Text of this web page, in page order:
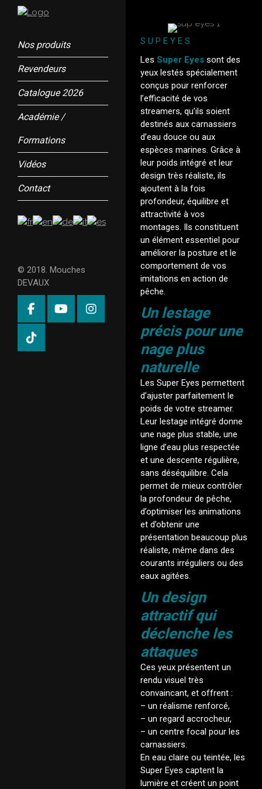
Nos produits
Revendeurs
Catalogue 2026
Académie /
Formations
Vidéos
Contact
© 2018. Mouches
DEVAUX
SUPEYES
Les Super Eyes sont des
yeux lestés spécialement
conçus pour renforcer
l’efficacité de vos
streamers, qu’ils soient
destinés aux carnassiers
d’eau douce ou aux
espèces marines. Grâce à
leur poids intégré et leur
design très réaliste, ils
ajoutent à la fois
profondeur, équilibre et
attractivité à vos
montages. Ils constituent
un élément essentiel pour
améliorer la posture et le
comportement de vos
imitations en action de
pêche.
Un lestage
précis pour une
nage plus
naturelle
Les Super Eyes permettent
d’ajuster parfaitement le
poids de votre streamer.
Leur lestage intégré donne
une nage plus stable, une
ligne d’eau plus respectée
et une descente régulière,
sans déséquilibre. Cela
permet de mieux contrôler
la profondeur de pêche,
d’optimiser les animations
et d’obtenir une
présentation beaucoup plus
réaliste, même dans des
courants irréguliers ou des
eaux agitées.
Un design
attractif qui
déclenche les
attaques
Ces yeux présentent un
rendu visuel très
convaincant, et offrent :
– un réalisme renforcé,
– un regard accrocheur,
– un centre focal pour les
carnassiers.
En eau claire ou teintée, les
Super Eyes captent la
lumière et créent un point